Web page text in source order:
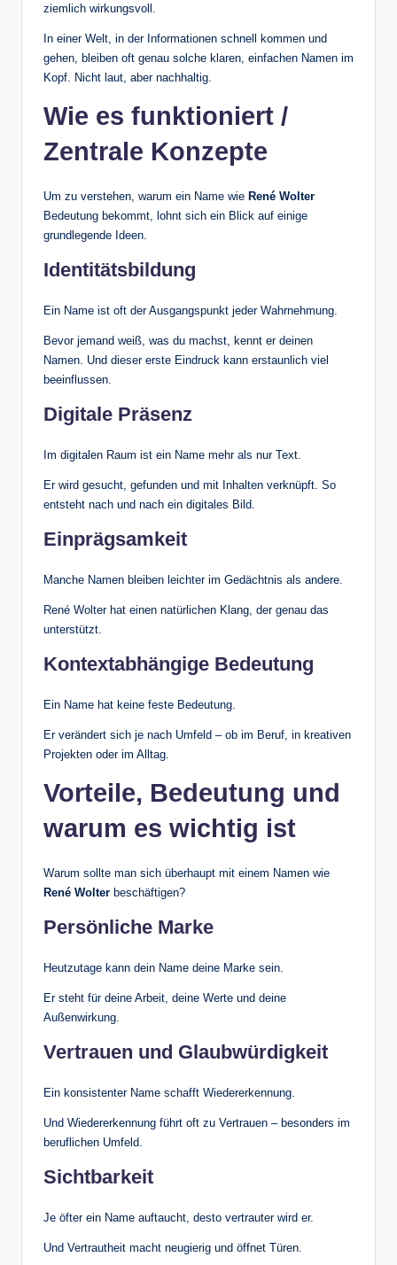
ziemlich wirkungsvoll.
In einer Welt, in der Informationen schnell kommen und
gehen, bleiben oft genau solche klaren, einfachen Namen im
Kopf. Nicht laut, aber nachhaltig.
Wie es funktioniert /
Zentrale Konzepte
Um zu verstehen, warum ein Name wie René Wolter
Bedeutung bekommt, lohnt sich ein Blick auf einige
grundlegende Ideen.
Identitätsbildung
Ein Name ist oft der Ausgangspunkt jeder Wahrnehmung.
Bevor jemand weiß, was du machst, kennt er deinen
Namen. Und dieser erste Eindruck kann erstaunlich viel
beeinflussen.
Digitale Präsenz
Im digitalen Raum ist ein Name mehr als nur Text.
Er wird gesucht, gefunden und mit Inhalten verknüpft. So
entsteht nach und nach ein digitales Bild.
Einprägsamkeit
Manche Namen bleiben leichter im Gedächtnis als andere.
René Wolter hat einen natürlichen Klang, der genau das
unterstützt.
Kontextabhängige Bedeutung
Ein Name hat keine feste Bedeutung.
Er verändert sich je nach Umfeld – ob im Beruf, in kreativen
Projekten oder im Alltag.
Vorteile, Bedeutung und
warum es wichtig ist
Warum sollte man sich überhaupt mit einem Namen wie
René Wolter beschäftigen?
Persönliche Marke
Heutzutage kann dein Name deine Marke sein.
Er steht für deine Arbeit, deine Werte und deine
Außenwirkung.
Vertrauen und Glaubwürdigkeit
Ein konsistenter Name schafft Wiedererkennung.
Und Wiedererkennung führt oft zu Vertrauen – besonders im
beruflichen Umfeld.
Sichtbarkeit
Je öfter ein Name auftaucht, desto vertrauter wird er.
Und Vertrautheit macht neugierig und öffnet Türen.